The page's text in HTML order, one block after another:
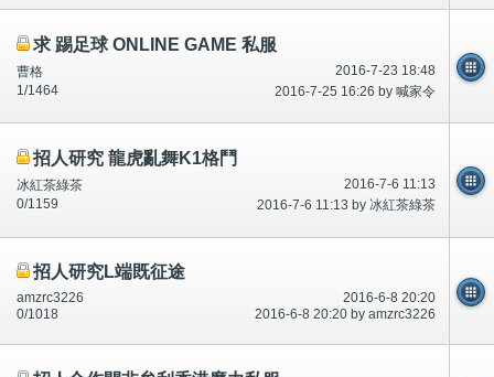
求 踢足球 ONLINE GAME 私服
2016-7-23 18:48
曹格
2016-7-25 16:26 by 喊家令
1/1464
招人研究 龍虎亂舞K1格鬥
2016-7-6 11:13
冰紅茶綠茶
2016-7-6 11:13 by 冰紅茶綠茶
0/1159
招人研究L端既征途
2016-6-8 20:20
amzrc3226
2016-6-8 20:20 by amzrc3226
0/1018